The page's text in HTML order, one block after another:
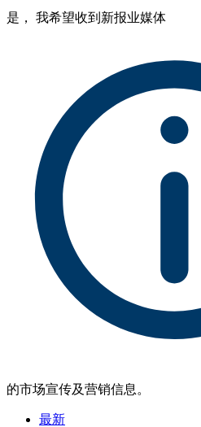
是， 我希望收到新报业媒体
的市场宣传及营销信息。
最新